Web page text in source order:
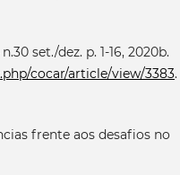
set./dez. p. 1-16, 2020b.
cocar/article/view/3383.
frente aos desafios no